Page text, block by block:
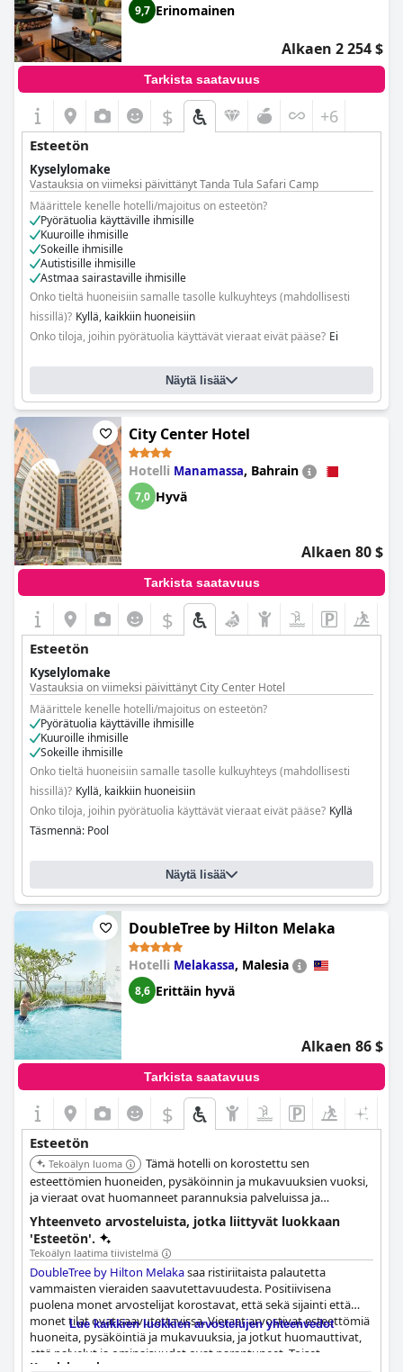
9,7 Erinomainen
Alkaen 2 254 $
Tarkista saatavuus
$ +6
Esteetön
Kyselylomake
Vastauksia on viimeksi päivittänyt Tanda Tula Safari Camp
Määrittele kenelle hotelli/majoitus on esteetön?
Pyörätuolia käyttäville ihmisille
Kuuroille ihmisille
Sokeille ihmisille
Autistisille ihmisille
Astmaa sairastaville ihmisille
Onko tieltä huoneisiin samalle tasolle kulkuyhteys (mahdollisesti
hissillä)? Kyllä, kaikkiin huoneisiin
Onko tiloja, joihin pyörätuolia käyttävät vieraat eivät pääse? Ei
Näytä lisää
City Center Hotel
Hotelli Manamassa, Bahrain
7,0 Hyvä
Alkaen 80 $
Tarkista saatavuus
$
Esteetön
Kyselylomake
Vastauksia on viimeksi päivittänyt City Center Hotel
Määrittele kenelle hotelli/majoitus on esteetön?
Pyörätuolia käyttäville ihmisille
Kuuroille ihmisille
Sokeille ihmisille
Onko tieltä huoneisiin samalle tasolle kulkuyhteys (mahdollisesti
hissillä)? Kyllä, kaikkiin huoneisiin
Onko tiloja, joihin pyörätuolia käyttävät vieraat eivät pääse? Kyllä
Täsmennä: Pool
Näytä lisää
DoubleTree by Hilton Melaka
Hotelli Melakassa, Malesia
8,6 Erittäin hyvä
Alkaen 86 $
Tarkista saatavuus
$
Esteetön
Tekoälyn luoma
Tämä hotelli on korostettu sen
esteettömien huoneiden, pysäköinnin ja mukavuuksien vuoksi,
ja vieraat ovat huomanneet parannuksia palveluissa ja
ominaisuuksissa. Pääsy ravintolaan on hyvä, ja hotelliin pääsee
kätevästi autolla. Hotellissa on tasaiset kulkureitit kaikkiin
huoneisiin ja merkityt pysäköintipaikat vammaisille vieraille.
Kaikissa huoneissa on tasoitetut (pyörätuolilla saavutettavat)
suihkut ja tukikaiteet wc-tiloissa. Pyörätuoleja tarjotaan myös
ilmaiseksi.
Yhteenveto arvosteluista, jotka liittyvät luokkaan
'Esteetön'.
Tekoälyn laatima tiivistelmä
DoubleTree by Hilton Melakasaa ristiriitaista palautetta
vammaisten vieraiden saavutettavuudesta. Positiivisena
puolena monet arvostelijat korostavat, että sekä sijainti että
monet tilat ovat saavutettavissa. Vieraat arvostivat esteettömiä
huoneita, pysäköintiä ja mukavuuksia, ja jotkut huomauttivat,
että palvelut ja ominaisuudet ovat parantuneet. Toiset
Lue kaikkien luokkien arvostelujen yhteenvedot
Kyselylomake